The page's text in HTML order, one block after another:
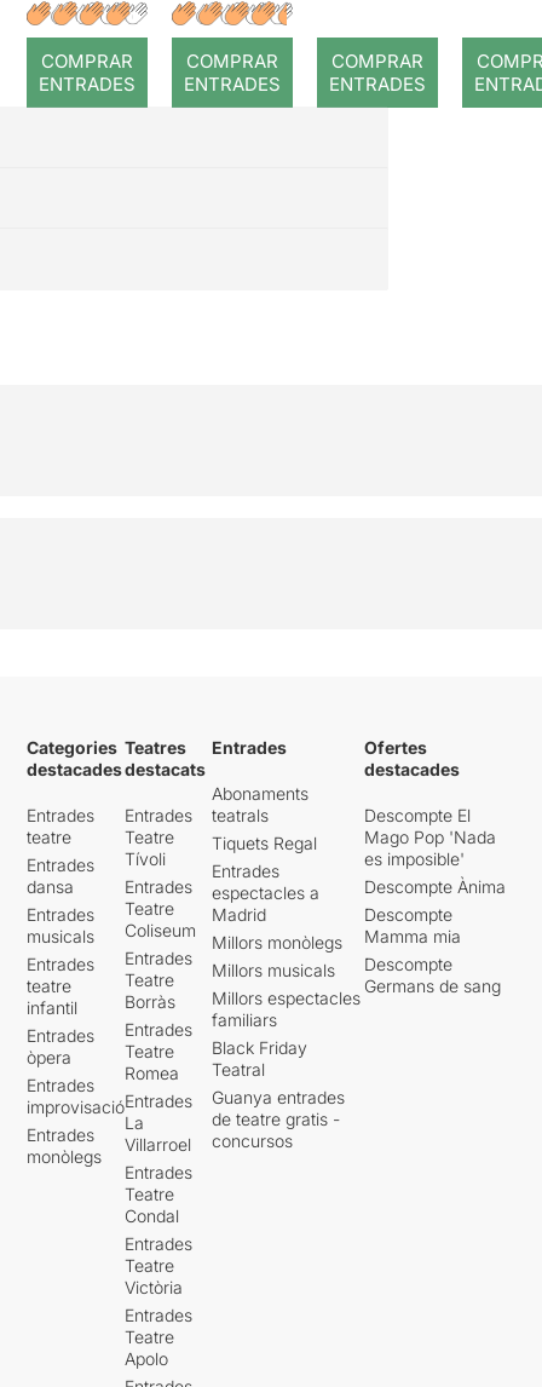
: Coral
romput
COMPRAR
ENTRADES
Dorian
Gray
COMPRAR
ENTRADES
COMPRAR
ENTRADES
Categories
destacades
Entrades
teatre
Entrades
dansa
Entrades
musicals
Entrades
teatre
infantil
Entrades
òpera
Entrades
improvisació
Entrades
monòlegs
Teatres
destacats
Entrades
Teatre
Tívoli
Entrades
Teatre
Coliseum
Entrades
Teatre
Borràs
Entrades
Teatre
Romea
Entrades
La
Villarroel
Entrades
Teatre
Condal
Entrades
Teatre
Victòria
Entrades
Teatre
Apolo
Entrades
Abonaments
teatrals
Tiquets Regal
Entrades
espectacles a
Madrid
Millors monòlegs
Millors musicals
Millors espectacles
familiars
Black Friday
Teatral
Guanya entrades
de teatre gratis -
concursos
Ofertes
destacades
Descompte El
Mago Pop 'Nada
es imposible'
Descompte Ànima
Descompte
Mamma mia
Descompte
Germans de sang